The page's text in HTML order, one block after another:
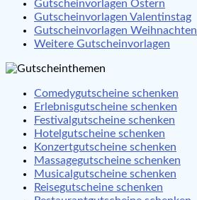
Gutscheinvorlagen Ostern
Gutscheinvorlagen Valentinstag
Gutscheinvorlagen Weihnachten
Weitere Gutscheinvorlagen
Comedygutscheine schenken
Erlebnisgutscheine schenken
Festivalgutscheine schenken
Hotelgutscheine schenken
Konzertgutscheine schenken
Massagegutscheine schenken
Musicalgutscheine schenken
Reisegutscheine schenken